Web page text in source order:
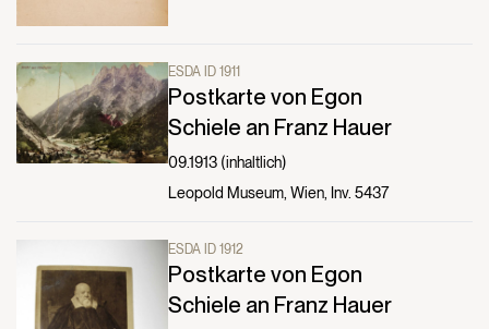
ESDA ID 1911
Postkarte von Egon
Schiele an Franz Hauer
09.1913 (inhaltlich)
Leopold Museum, Wien, Inv. 5437
ESDA ID 1912
Postkarte von Egon
Schiele an Franz Hauer